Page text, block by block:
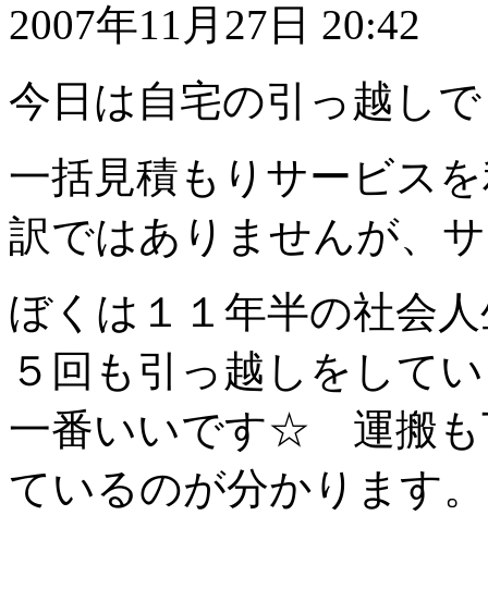
2007年11月27日 20:42
今日は自宅の引っ越し
一括見積もりサービス
訳ではありませんが、
ぼくは１１年半の社会
５回も引っ越しをして
一番いいです☆ 運搬も
ているのが分かります。